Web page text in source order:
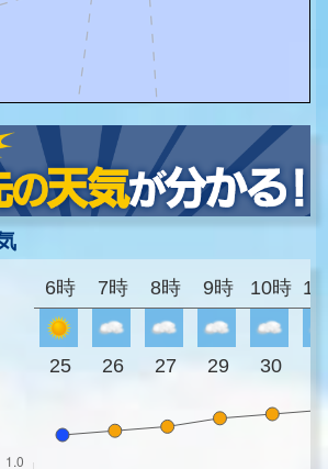
6時 7時 8時 9時 10時
25 26 27 29 30